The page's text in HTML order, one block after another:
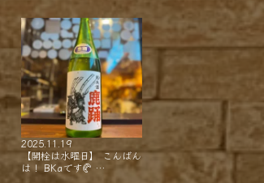
2025.11.19
【開栓は水曜日】 こんばん
は！ BKaです🥐 …